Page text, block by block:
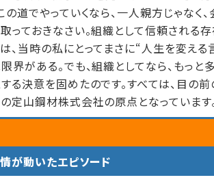
の道でやっていくなら、一人親方じゃな
っておきなさい。組織として信頼される
、当時の私にとってまさに“人生を変える
界がある。でも、組織としてなら、もっと
る決意を固めたのです。すべては、目の
定山鋼材株式会社の原点となっています
が動いたエピソード